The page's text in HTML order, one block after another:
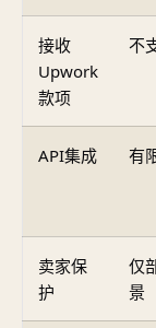
接收
Upwork
款项
不
API集成 有
卖家保
护
仅
景